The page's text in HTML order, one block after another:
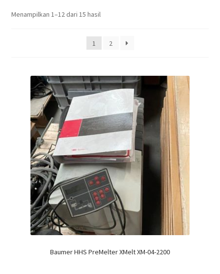
Menampilkan 1–12 dari 15 hasil
1 2
Baumer HHS PreMelter XMelt XM-04-2200